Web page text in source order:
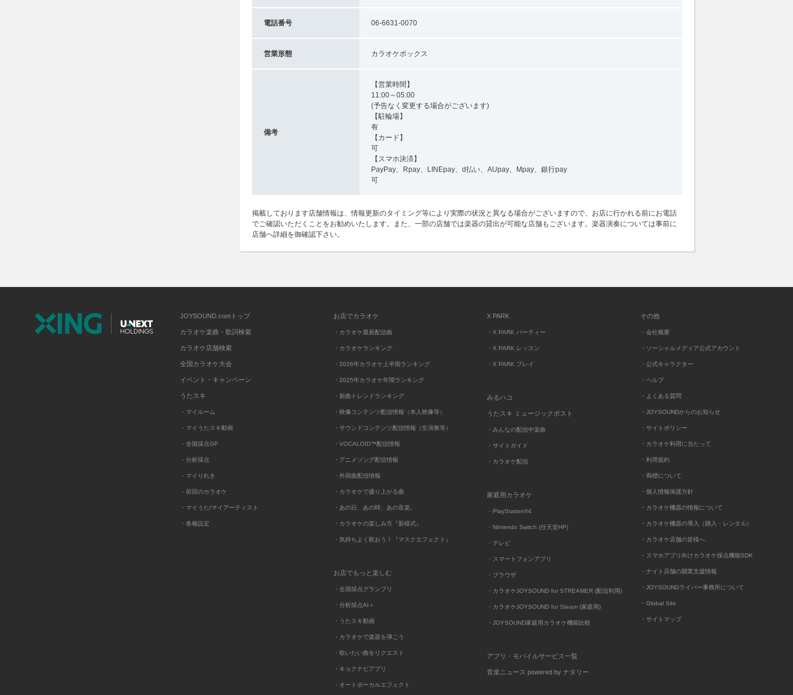
電話番号 06-6631-0070
営業形態 カラオケボックス
備考
【営業時間】
11:00～05:00
(予告なく変更する場合がございます)
【駐輪場】
有
【カード】
可
【スマホ決済】
PayPay、Rpay、LINEpay、d払い、AUpay、Mpay、銀行pay
可
掲載しております店舗情報は、情報更新のタイミング等により実際の状況と異なる場合がございますので、お店に行かれる前にお電話
でご確認いただくことをお勧めいたします。また、一部の店舗では楽器の貸出が可能な店舗もございます。楽器演奏については事前に
店舗へ詳細を御確認下さい。
JOYSOUND.comトップ
カラオケ楽曲・歌詞検索
カラオケ店舗検索
全国カラオケ大会
イベント・キャンペーン
うたスキ
・マイルーム
・マイうたスキ動画
・全国採点GP
・分析採点
・マイりれき
・前回のカラオケ
・マイうた/マイアーティスト
・各種設定
お店でカラオケ
・カラオケ最新配信曲
・カラオケランキング
・2026年カラオケ上半期ランキング
・2025年カラオケ年間ランキング
・新曲トレンドランキング
・映像コンテンツ配信情報（本人映像等）
・サウンドコンテンツ配信情報（生演奏等）
・VOCALOID™配信情報
・アニメソング配信情報
・外国曲配信情報
・カラオケで盛り上がる曲
・あの日、あの時、あの音楽。
・カラオケの楽しみ方『新様式』
・気持ちよく歌おう！『マスクエフェクト』
お店でもっと楽しむ
・全国採点グランプリ
・分析採点AI＋
・うたスキ動画
・カラオケで楽器を弾こう
・歌いたい曲をリクエスト
・キョクナビアプリ
・オートボーカルエフェクト
X PARK
・X PARK パーティー
・X PARK レッスン
・X PARK プレイ
みるハコ
うたスキ ミュージックポスト
・みんなの配信中楽曲
・サイトガイド
・カラオケ配信
家庭用カラオケ
・PlayStation®4
・Nintendo Switch (任天堂HP)
・テレビ
・スマートフォンアプリ
・ブラウザ
・カラオケJOYSOUND for STREAMER (配信利用)
・カラオケJOYSOUND for Steam (家庭用)
・JOYSOUND家庭用カラオケ機能比較
アプリ・モバイルサービス一覧
音楽ニュース powered by ナタリー
その他
・会社概要
・ソーシャルメディア公式アカウント
・公式キャラクター
・ヘルプ
・よくある質問
・JOYSOUNDからのお知らせ
・サイトポリシー
・カラオケ利用に当たって
・利用規約
・商標について
・個人情報保護方針
・カラオケ機器の情報について
・カラオケ機器の導入（購入・レンタル）
・カラオケ店舗の皆様へ
・スマホアプリ向けカラオケ採点機能SDK
・ナイト店舗の開業支援情報
・JOYSOUNDライバー事務所について
・Global Site
・サイトマップ